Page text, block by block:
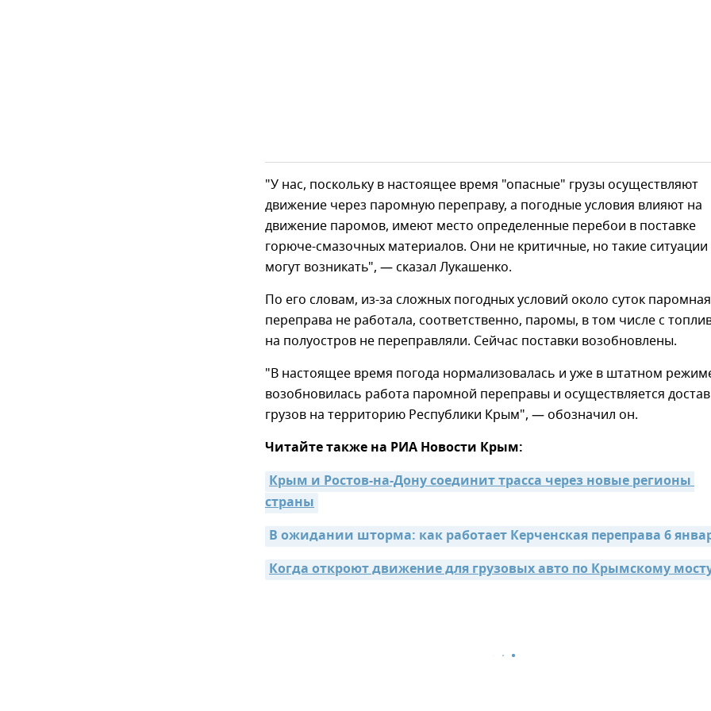
"У нас, поскольку в настоящее время "опасные" грузы осуществляют
движение через паромную переправу, а погодные условия влияют на
движение паромов, имеют место определенные перебои в поставке
горюче-смазочных материалов. Они не критичные, но такие ситуации
могут возникать", — сказал Лукашенко.
По его словам, из-за сложных погодных условий около суток паромная
переправа не работала, соответственно, паромы, в том числе с
на полуостров не переправляли. Сейчас поставки возобновлены.
"В настоящее время погода нормализовалась и уже в штатном
возобновилась работа паромной переправы и осуществляется
грузов на территорию Республики Крым", — обозначил он.
Читайте также на РИА Новости Крым:
Крым и Ростов-на-Дону соединит трасса через новые регионы
страны
В ожидании шторма: как работает Керченская переправа 6
Когда откроют движение для грузовых авто по Крымскому